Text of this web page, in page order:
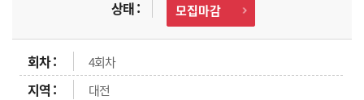
모집마감
4회차
대전